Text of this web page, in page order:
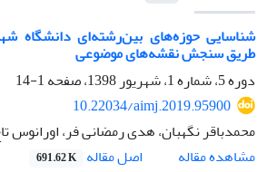
شناسایی حوزه‌های بین‌رشته‌ای دانشگاه
طریق سنجش نقشه‌های موضوعی
دوره 5، شماره 1، شهریور 1398، صفحه
1-14
10.22034/aimj.2019.95900
محمدباقر نگهبان، هدی رمضانی فر، اورانوس
مشاهده مقاله
اصل مقاله 691.62 K